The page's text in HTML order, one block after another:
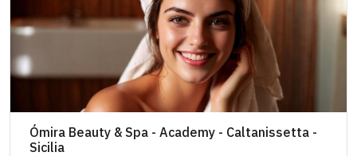
Ómira Beauty & Spa - Academy - Caltanissetta -
Sicilia